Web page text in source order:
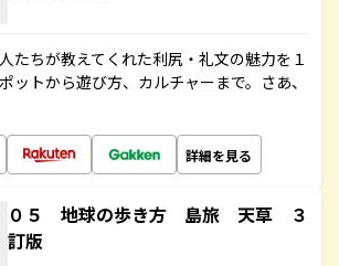
たちが教えてくれた利尻・礼文の魅力を１
ットから遊び方、カルチャーまで。さあ、
詳細を見る
０５ 地球の歩き方 島旅 天草 ３
訂版